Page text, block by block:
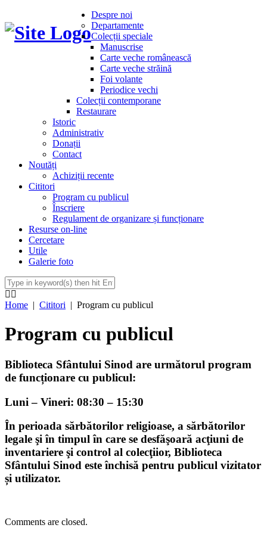
Despre noi
Departamente
Colecții speciale
Manuscrise
Carte veche românească
Carte veche străină
Foi volante
Periodice vechi
Colecții contemporane
Restaurare
Istoric
Administrativ
Donații
Contact
Noutăți
Achiziții recente
Cititori
Program cu publicul
Înscriere
Regulament de organizare și funcționare
Resurse on-line
Cercetare
Utile
Galerie foto
Home | Cititori | Program cu publicul
Program cu publicul
Biblioteca Sfântului Sinod are următorul program
de funcționare cu publicul:
Luni – Vineri: 08:30 – 15:30
În perioada sărbătorilor religioase, a sărbătorilor
legale şi în timpul în care se desfăşoară acţiuni de
inventariere şi control al colecţiior, Biblioteca
Sfântului Sinod este închisă pentru publicul vizitator
și utilizator.
Comments are closed.